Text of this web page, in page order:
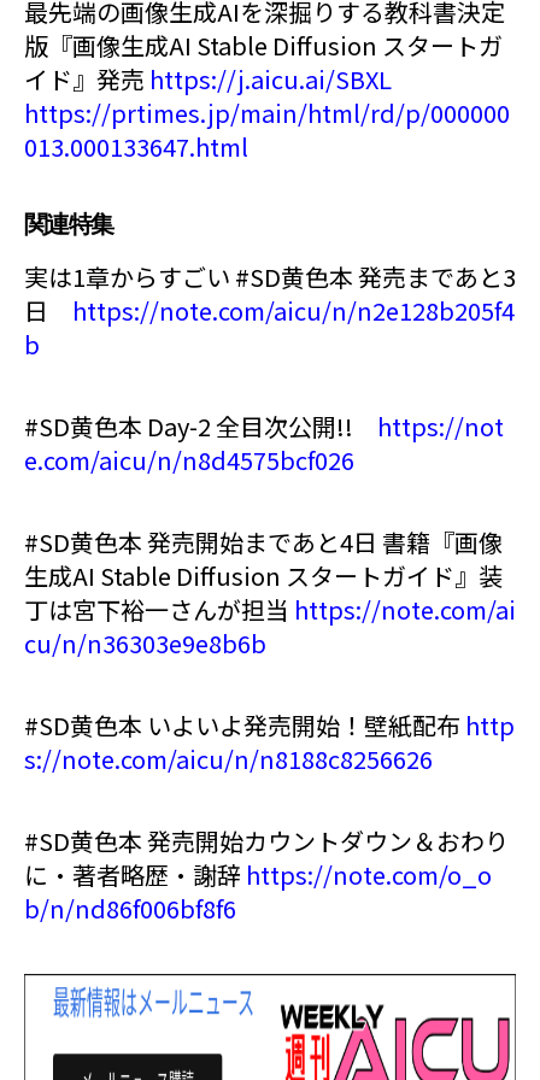
最先端の画像生成AIを深掘りする教科書決定
版『画像生成AI Stable Diffusion スタートガ
イド』発売 https://j.aicu.ai/SBXL
https://prtimes.jp/main/html/rd/p/000000
013.000133647.html
関連特集
実は1章からすごい #SD黄色本 発売まであと3
日 https://note.com/aicu/n/n2e128b205f4
b
#SD黄色本 Day-2 全目次公開!! https://not
e.com/aicu/n/n8d4575bcf026
#SD黄色本 発売開始まであと4日 書籍『画像
生成AI Stable Diffusion スタートガイド』装
丁は宮下裕一さんが担当 https://note.com/ai
cu/n/n36303e9e8b6b
#SD黄色本 いよいよ発売開始！壁紙配布 http
s://note.com/aicu/n/n8188c8256626
#SD黄色本 発売開始カウントダウン＆おわり
に・著者略歴・謝辞 https://note.com/o_o
b/n/nd86f006bf8f6